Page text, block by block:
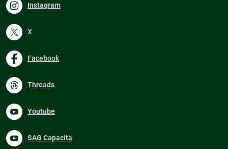
Instagram
X
Facebook
Threads
Youtube
SAG Capacita